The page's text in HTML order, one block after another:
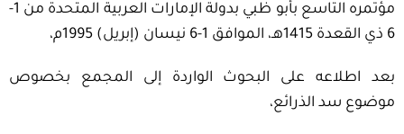
مؤتمره التاسع بأبو ظبي بدولة الإمارات العربية المتحدة من 1-
6 ذي القعدة 1415هـ، الموافق 1-6 نيسان (إبريل) 1995م،
بعد اطلاعه على البحوث الواردة إلى المجمع بخصوص
موضوع سد الذرائع،